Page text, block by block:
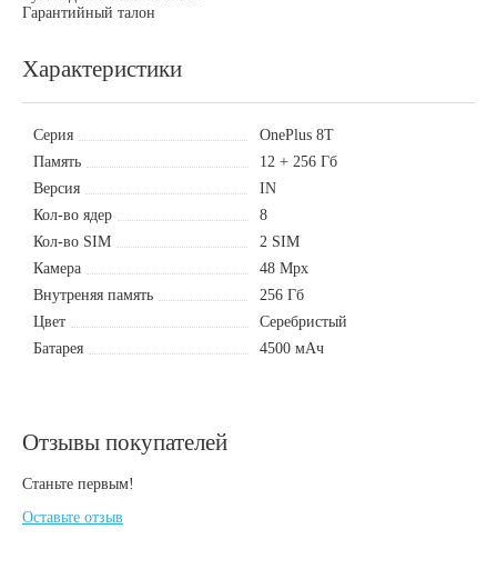
Гарантийный талон
Характеристики
Серия
OnePlus 8T
Память
12 + 256 Гб
Версия
IN
Кол-во ядер
8
Кол-во SIM
2 SIM
Камера
48 Mpx
Внутреняя память
256 Гб
Цвет
Серебристый
Батарея
4500 мАч
Отзывы покупателей
Станьте первым!
Оставьте отзыв